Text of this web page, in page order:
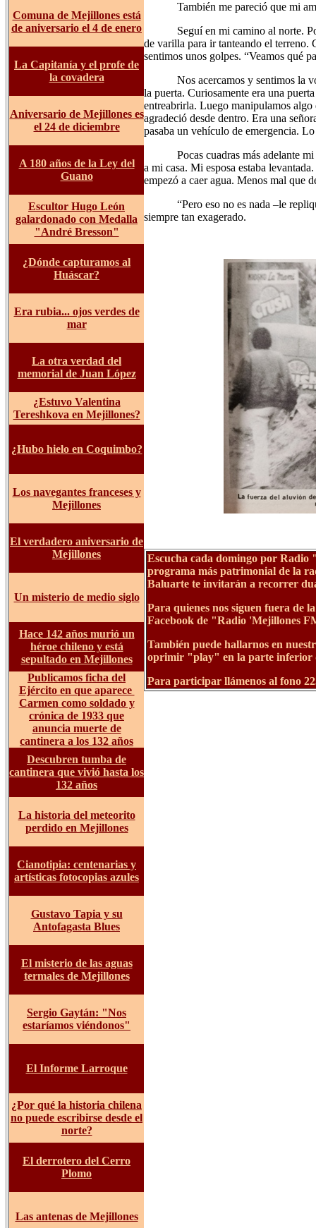
También me pareció que mi
Seguí en mi camino al norte.
de varilla para ir tanteando el terreno.
sentimos unos golpes. “Veamos qué
Nos acercamos y sentimos la
la puerta. Curiosamente era una
entreabrirla. Luego manipulamos algo
agradeció desde dentro. Era una
pasaba un vehículo de emergencia.
Pocas cuadras más adelante
a mi casa. Mi esposa estaba
empezó a caer agua. Menos mal que
“Pero eso no es nada –le
siempre tan exagerado.
Escucha cada domingo por
programa más patrimonial de la
Baluarte te invitarán a recorrer
Para quienes nos siguen fuera de
Facebook de "Radio 'Mejillones
También puede hallarnos en
oprimir "play" en la parte inferior
Para participar llámenos al fono
Comuna de Mejillones está
de aniversario el 4 de enero
La Capitanía y el profe de
la covadera
Aniversario de Mejillones es
el 24 de diciembre
A 180 años de la Ley del
Guano
Escultor Hugo León
galardonado con Medalla
"André Bresson"
¿Dónde capturamos al
Huáscar?
Era rubia... ojos verdes de
mar
La otra verdad del
memorial de Juan López
¿Estuvo Valentina
Tereshkova en Mejillones?
¿Hubo hielo en Coquimbo?
Los navegantes franceses y
Mejillones
El verdadero aniversario de
Mejillones
Un misterio de medio siglo
Hace 142 años murió un
héroe chileno y está
sepultado en Mejillones
Publicamos ficha del
Ejército en que aparece
Carmen como soldado y
crónica de 1933 que
anuncia muerte de
cantinera a los 132 años
Descubren tumba de
cantinera que vivió hasta los
132 años
La historia del meteorito
perdido en Mejillones
Cianotipia: centenarias y
artísticas fotocopias azules
Gustavo Tapia y su
Antofagasta Blues
El misterio de las aguas
termales de Mejillones
Sergio Gaytán: "Nos
estaríamos viéndonos"
El Informe Larroque
¿Por qué la historia chilena
no puede escribirse desde el
norte?
El derrotero del Cerro
Plomo
Las antenas de Mejillones